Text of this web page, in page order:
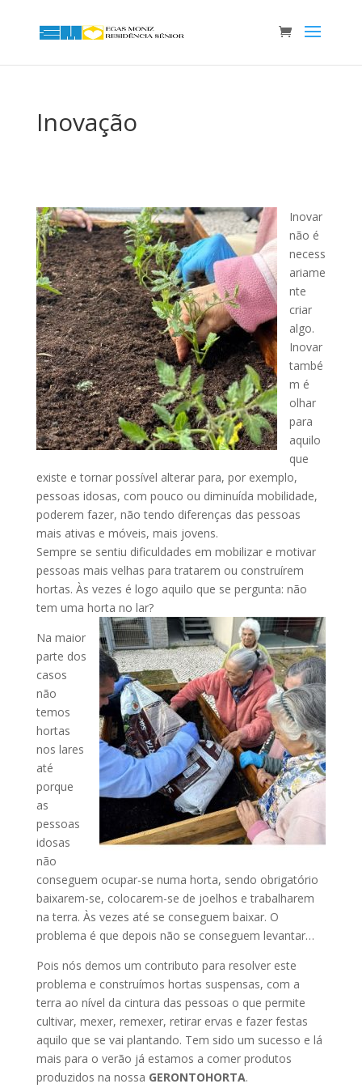
Inovação
Inovar
não é
necess
ariame
nte
criar
algo.
Inovar
també
m é
olhar
para
aquilo
que
existe e tornar possível alterar para, por exemplo,
pessoas idosas, com pouco ou diminuída mobilidade,
poderem fazer, não tendo diferenças das pessoas
mais ativas e móveis, mais jovens.
Sempre se sentiu dificuldades em mobilizar e motivar
pessoas mais velhas para tratarem ou construírem
hortas. Às vezes é logo aquilo que se pergunta: não
tem uma horta no lar?
Na maior
parte dos
casos
não
temos
hortas
nos lares
até
porque
as
pessoas
idosas
não
conseguem ocupar-se numa horta, sendo obrigatório
baixarem-se, colocarem-se de joelhos e trabalharem
na terra. Às vezes até se conseguem baixar. O
problema é que depois não se conseguem levantar…
Pois nós demos um contributo para resolver este
problema e construímos hortas suspensas, com a
terra ao nível da cintura das pessoas o que permite
cultivar, mexer, remexer, retirar ervas e fazer festas
aquilo que se vai plantando. Tem sido um sucesso e lá
mais para o verão já estamos a comer produtos
produzidos na nossa GERONTOHORTA.